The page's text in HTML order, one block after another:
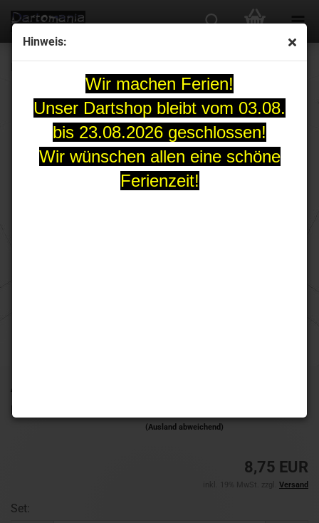
Hinweis:
Wir machen Ferien!
Unser Dartshop bleibt vom 03.08.
bis 23.08.2026 geschlossen!
Wir wünschen allen eine schöne
Ferienzeit!
Art.Nr.:
Lieferzeit:
(Ausland abweichend)
8,75 EUR
inkl. 19% MwSt. zzgl. Versand
Set: